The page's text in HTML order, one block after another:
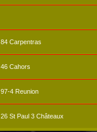
84 Carpentras
46 Cahors
97-4 Reunion
26 St Paul 3 Châteaux